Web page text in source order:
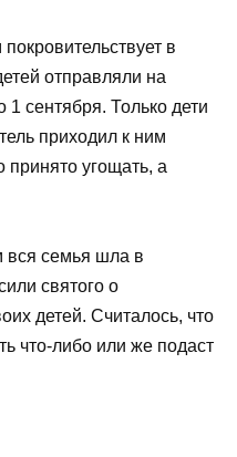
в
отправляли на
1 сентября. Только дети
приходил к ним
угощать, а
вся семья шла в
святого о
детей. Считалось, что
что-либо или же подаст